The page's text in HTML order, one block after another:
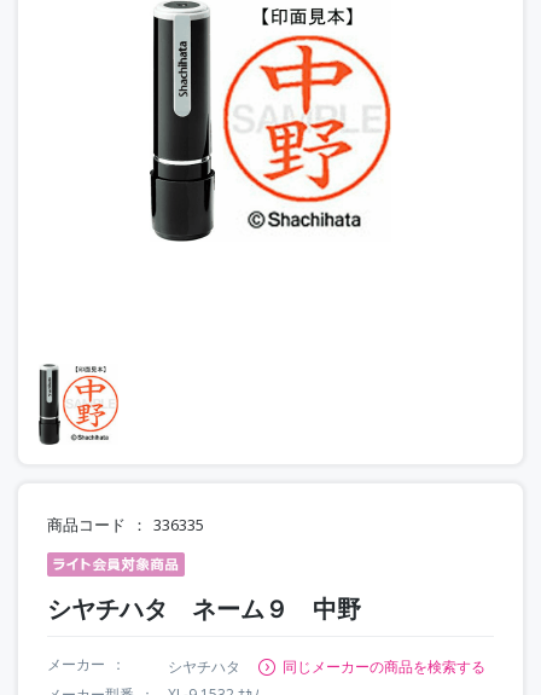
商品コード 336335
シヤチハタ ネーム９ 中野
メーカー シヤチハタ
同じメーカーの商品を検索する